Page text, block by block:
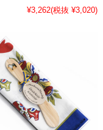
¥3,262(税抜 ¥3,020)